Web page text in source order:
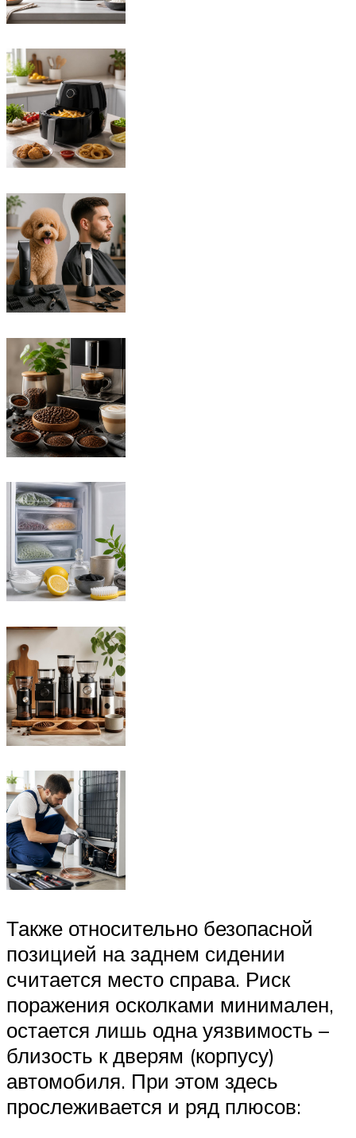
Также относительно безопасной
позицией на заднем сидении
считается место справа. Риск
поражения осколками минимален,
остается лишь одна уязвимость –
близость к дверям (корпусу)
автомобиля. При этом здесь
прослеживается и ряд плюсов: